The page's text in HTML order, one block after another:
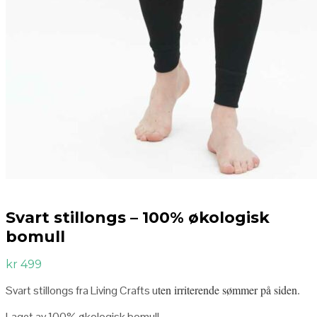
Svart stillongs – 100% økologisk
bomull
kr 499
Svart stillongs fra Living Crafts uten irriterende sømmer på siden.